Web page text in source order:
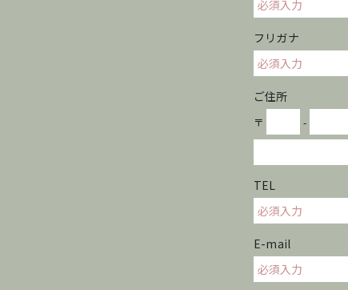
フリガナ
ご住所
〒 -
TEL
E-mail